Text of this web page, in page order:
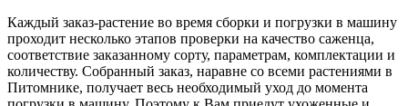
Каждый заказ-растение во время сборки и погрузки в машину
проходит несколько этапов проверки на качество саженца,
соответствие заказанному сорту, параметрам, комплектации и
количеству. Собранный заказ, наравне со всеми растениями в
Питомнике, получает весь необходимый уход до момента